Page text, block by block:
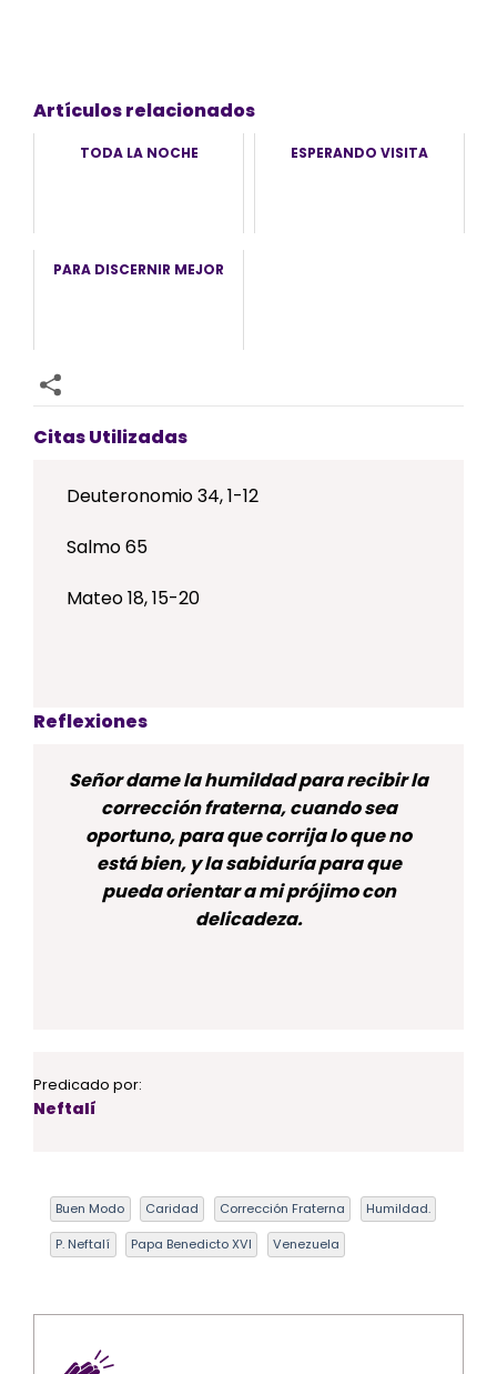
Artículos relacionados
TODA LA NOCHE ESPERANDO VISITA
PARA DISCERNIR MEJOR
Citas Utilizadas
Deuteronomio 34, 1-12
Salmo 65
Mateo 18, 15-20
Reflexiones
Señor dame la humildad para recibir la
corrección fraterna, cuando sea
oportuno, para que corrija lo que no
está bien, y la sabiduría para que
pueda orientar a mi prójimo con
delicadeza.
Predicado por:
Neftalí
Buen Modo Caridad Corrección Fraterna Humildad.
P. Neftalí Papa Benedicto XVI Venezuela